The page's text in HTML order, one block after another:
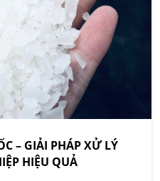
– GIẢI PHÁP XỬ LÝ
HIỆU QUẢ